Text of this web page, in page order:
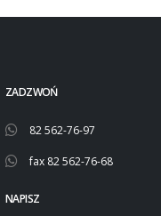
ZADZWOŃ
82 562-76-97
fax 82 562-76-68
NAPISZ